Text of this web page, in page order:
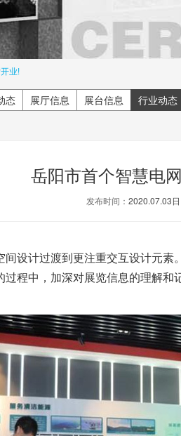
业!
态 展厅信息 展台信息 行业动态
岳阳市首个智慧电
发布时间： 2020.07.03日
计过渡到更注重交互设计元素
程中，加深对展览信息的理解